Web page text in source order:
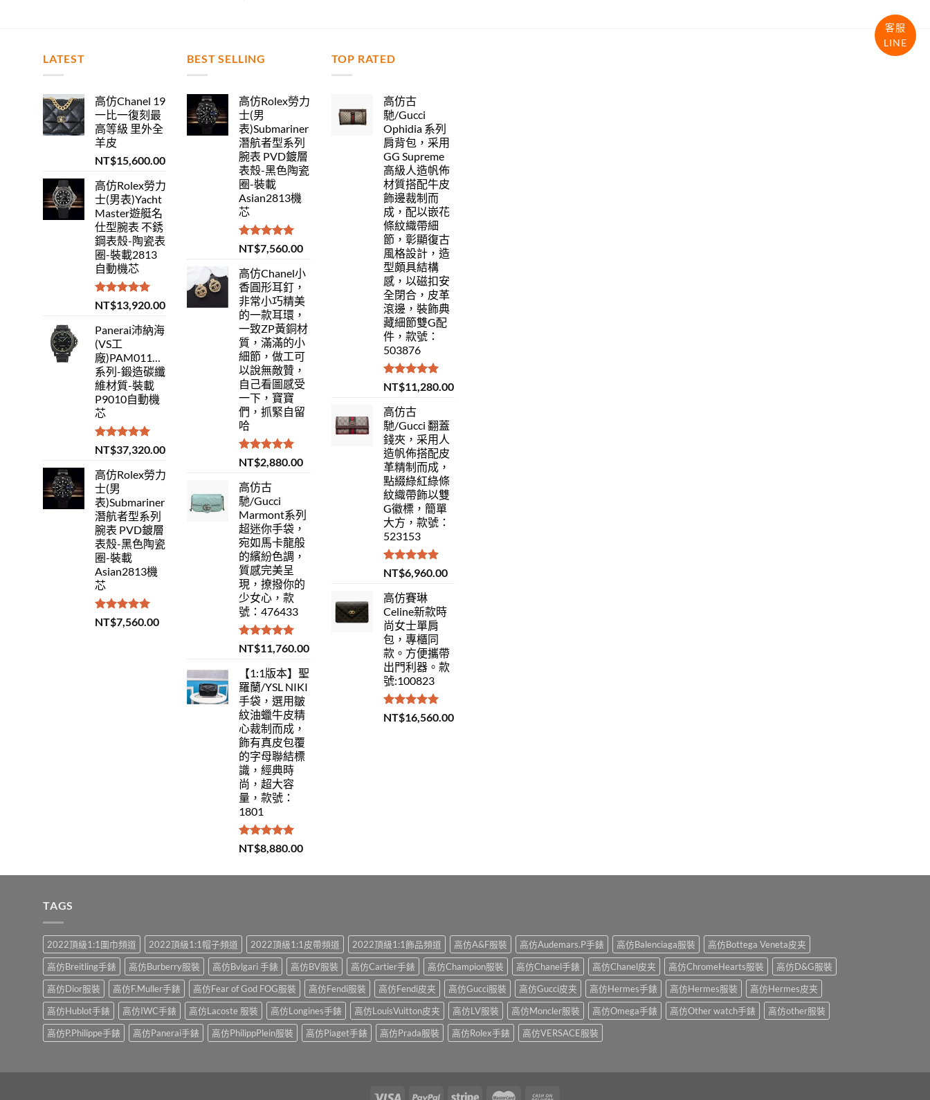
LATEST
高仿Chanel 19
一比一復刻最
高等級 里外全
羊皮
NT$15,600.00
高仿Rolex勞力
士(男表)Yacht
Master遊艇名
仕型腕表 不銹
鋼表殼-陶瓷表
圈-裝載2813
自動機芯
評分5.00
滿分 5
NT$13,920.00
Panerai沛納海
(VS工
廠)PAM01118Luminor
系列-鍛造碳纖
維材質-裝載
P9010自動機
芯
評分5.00
滿分 5
NT$37,320.00
高仿Rolex勞力
士(男
表)Submariner
潛航者型系列
腕表 PVD鍍層
表殼-黑色陶瓷
圈-裝載
Asian2813機
芯
評分 5.00
滿分 5
NT$7,560.00
BEST SELLING
高仿Rolex勞力
士(男
表)Submariner
潛航者型系列
腕表 PVD鍍層
表殼-黑色陶瓷
圈-裝載
Asian2813機
芯
評分 5.00
滿分 5
NT$7,560.00
高仿Chanel小
香圓形耳釘，
非常小巧精美
的一款耳環，
一致ZP黃銅材
質，滿滿的小
細節，做工可
以說無敵贊，
自己看圖感受
一下，寶寶
們，抓緊自留
哈
評分 5.00
滿分 5
NT$2,880.00
高仿古
馳/Gucci
Marmont系列
超迷你手袋，
宛如馬卡龍般
的繽紛色調，
質感完美呈
現，撩撥你的
少女心，款
號：476433
評分5.00
滿分 5
NT$11,760.00
【1:1版本】聖
羅蘭/YSL NIKI
手袋，選用皺
紋油蠟牛皮精
心裁制而成，
飾有真皮包覆
的字母聯結標
識，經典時
尚，超大容
量，款號：
1801
評分 5.00
滿分 5
NT$8,880.00
TOP RATED
高仿古
馳/Gucci
Ophidia 系列
肩背包，采用
GG Supreme
高級人造帆佈
材質搭配牛皮
飾邊裁制而
成，配以嵌花
條紋織帶細
節，彰顯復古
風格設計，造
型頗具結構
感，以磁扣安
全閉合，皮革
滾邊，裝飾典
藏細節雙G配
件，款號：
503876
評分5.00
滿分 5
NT$11,280.00
高仿古
馳/Gucci 翻蓋
錢夾，采用人
造帆佈搭配皮
革精制而成，
點綴綠紅綠條
紋織帶飾以雙
G徽標，簡單
大方，款號：
523153
評分5.00
滿分 5
NT$6,960.00
高仿賽琳
Celine新款時
尚女士單肩
包，專櫃同
款。方便攜帶
出門利器。款
號:100823
評分5.00
滿分 5
NT$16,560.00
TAGS
2022頂級1:1圍巾頻道 2022頂級1:1帽子頻道 2022頂級1:1皮帶頻道 2022頂級1:1飾品頻道 高仿A&F服裝 高仿Audemars.P手錶 高仿Balenciaga服裝
高仿Bottega Veneta皮夹
高仿Breitling手錶
高仿Burberry服裝 高仿Bvlgari 手錶 高仿BV服裝 高仿Cartier手錶 高仿Champion服裝 高仿Chanel手錶 高仿Chanel皮夹 高仿ChromeHearts服裝
高仿D&G服裝
高仿Dior服裝
高仿F.Muller手錶 高仿Fear of God FOG服裝 高仿Fendi服裝 高仿Fendi皮夹 高仿Gucci服裝 高仿Gucci皮夹 高仿Hermes手錶 高仿Hermes服裝
高仿Hermes皮夹
高仿Hublot手錶
高仿IWC手錶 高仿Lacoste 服裝 高仿Longines手錶 高仿LouisVuitton皮夹 高仿LV服裝 高仿Moncler服裝 高仿Omega手錶 高仿Other watch手錶
高仿other服裝
高仿P.Philippe手錶
高仿Panerai手錶 高仿PhilippPlein服裝 高仿Piaget手錶 高仿Prada服裝 高仿Rolex手錶 高仿VERSACE服裝
客服
LINE